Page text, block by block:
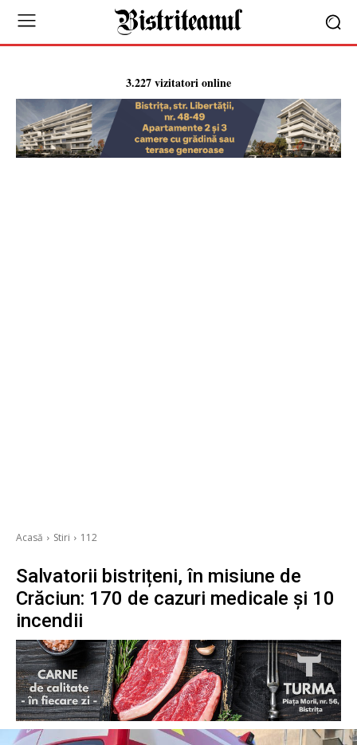
3.227 vizitatori online
Acasă Stiri 112
Salvatorii bistrițeni, în misiune de
Crăciun: 170 de cazuri medicale și 10
incendii